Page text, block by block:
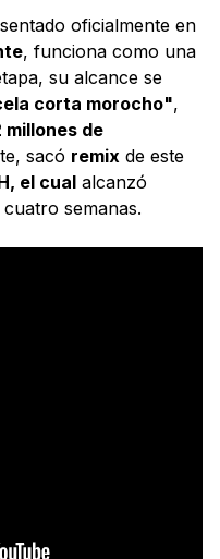
oficialmente en
, funciona como una
su alcance se
corta morocho",
millones de
sacó remix de este
el cual alcanzó
semanas.